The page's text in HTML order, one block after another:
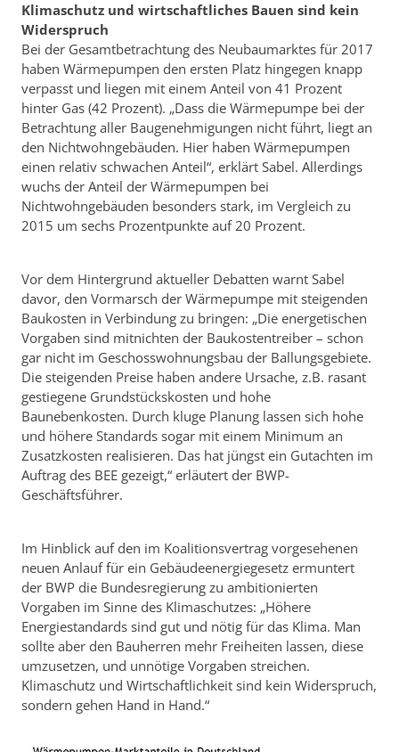
Klimaschutz und wirtschaftliches Bauen sind kein
Widerspruch
Bei der Gesamtbetrachtung des Neubaumarktes für 2017
haben Wärmepumpen den ersten Platz hingegen knapp
verpasst und liegen mit einem Anteil von 41 Prozent
hinter Gas (42 Prozent). „Dass die Wärmepumpe bei der
Betrachtung aller Baugenehmigungen nicht führt, liegt an
den Nichtwohngebäuden. Hier haben Wärmepumpen
einen relativ schwachen Anteil“, erklärt Sabel. Allerdings
wuchs der Anteil der Wärmepumpen bei
Nichtwohngebäuden besonders stark, im Vergleich zu
2015 um sechs Prozentpunkte auf 20 Prozent.
Vor dem Hintergrund aktueller Debatten warnt Sabel
davor, den Vormarsch der Wärmepumpe mit steigenden
Baukosten in Verbindung zu bringen: „Die energetischen
Vorgaben sind mitnichten der Baukostentreiber – schon
gar nicht im Geschosswohnungsbau der Ballungsgebiete.
Die steigenden Preise haben andere Ursache, z.B. rasant
gestiegene Grundstückskosten und hohe
Baunebenkosten. Durch kluge Planung lassen sich hohe
und höhere Standards sogar mit einem Minimum an
Zusatzkosten realisieren. Das hat jüngst ein Gutachten im
Auftrag des BEE gezeigt,“ erläutert der BWP-
Geschäftsführer.
Im Hinblick auf den im Koalitionsvertrag vorgesehenen
neuen Anlauf für ein Gebäudeenergiegesetz ermuntert
der BWP die Bundesregierung zu ambitionierten
Vorgaben im Sinne des Klimaschutzes: „Höhere
Energiestandards sind gut und nötig für das Klima. Man
sollte aber den Bauherren mehr Freiheiten lassen, diese
umzusetzen, und unnötige Vorgaben streichen.
Klimaschutz und Wirtschaftlichkeit sind kein Widerspruch,
sondern gehen Hand in Hand.“